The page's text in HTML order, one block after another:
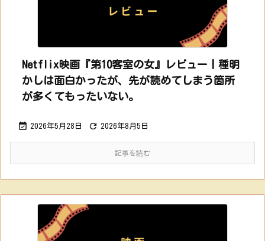
Netflix映画『第10客室の女』レビュー丨種明
かしは面白かったが、先が読めてしまう箇所
が多くてもったいない。
 2026年5月28日  2026年8月5日
記事を読む